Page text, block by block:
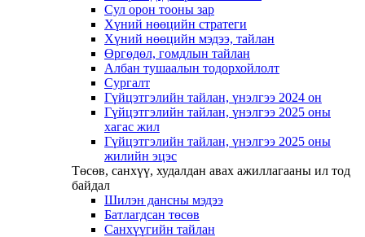
Сул орон тооны зар
Хүний нөөцийн стратеги
Хүний нөөцийн мэдээ, тайлан
Өргөдөл, гомдлын тайлан
Албан тушаалын тодорхойлолт
Сургалт
Гүйцэтгэлийн тайлан, үнэлгээ 2024 он
Гүйцэтгэлийн тайлан, үнэлгээ 2025 оны
хагас жил
Гүйцэтгэлийн тайлан, үнэлгээ 2025 оны
жилийн эцэс
Төсөв, санхүү, худалдан авах ажиллагааны ил тод
байдал
Шилэн дансны мэдээ
Батлагдсан төсөв
Санхүүгийн тайлан